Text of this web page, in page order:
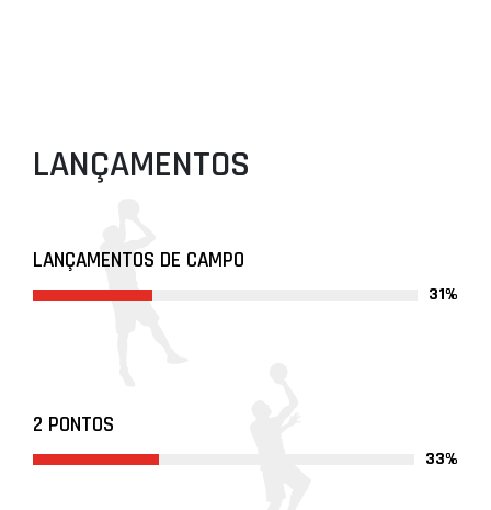
LANÇAMENTOS
LANÇAMENTOS DE CAMPO
31%
2 PONTOS
33%